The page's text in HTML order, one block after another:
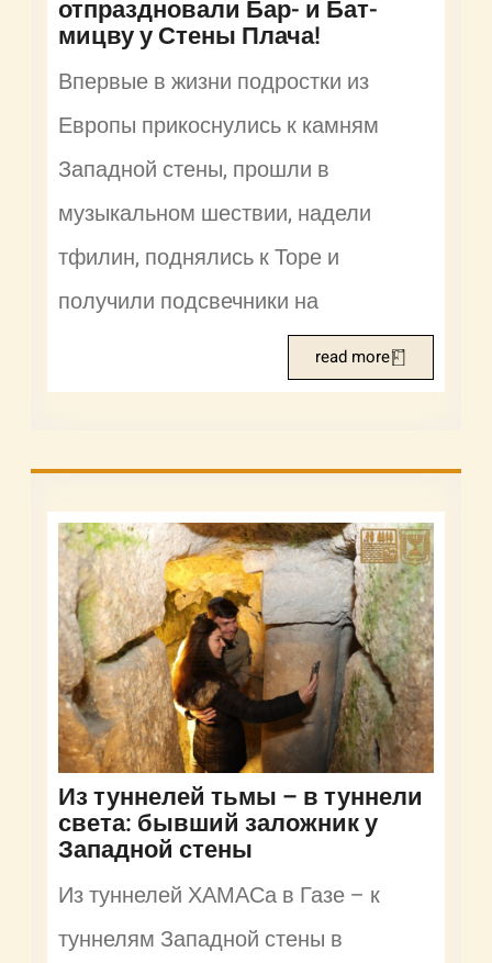
отпраздновали Бар- и Бат-
мицву у Стены Плача!
Впервые в жизни подростки из
Европы прикоснулись к камням
Западной стены, прошли в
музыкальном шествии, надели
тфилин, поднялись к Торе и
получили подсвечники на
read more
Из туннелей тьмы – в туннели
света: бывший заложник у
Западной стены
Из туннелей ХАМАСа в Газе – к
туннелям Западной стены в